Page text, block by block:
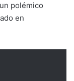
polémico
en